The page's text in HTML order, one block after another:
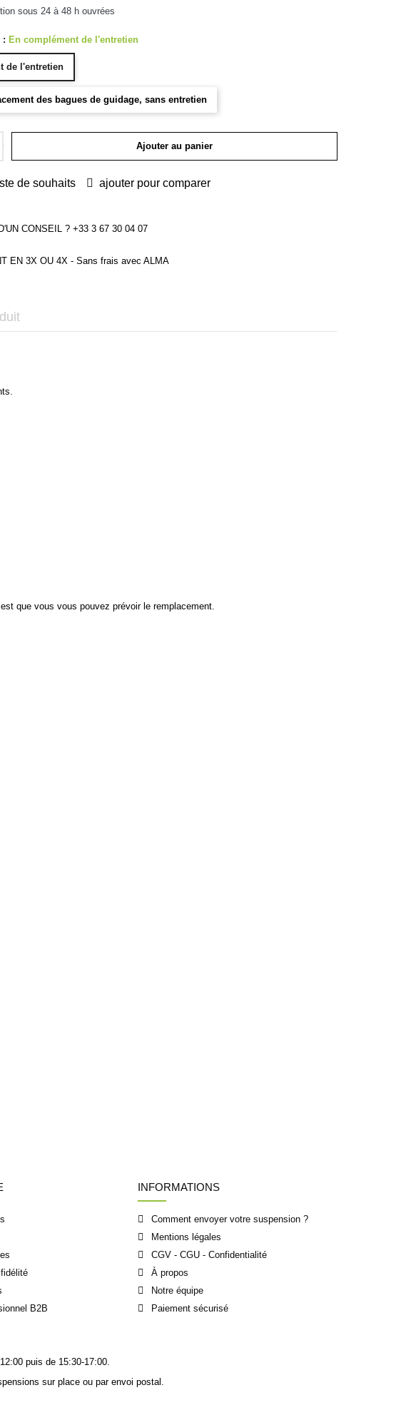
sous 24 à 48 h ouvrées
: En complément de l'entretien
de l'entretien
des bagues de guidage, sans entretien
Ajouter au panier
de souhaits ajouter pour comparer
CONSEIL ? +33 3 67 30 04 07
EN 3X OU 4X - Sans frais avec ALMA
que vous vous pouvez prévoir le remplacement.
B2B
INFORMATIONS
Comment envoyer votre suspension ?
Mentions légales
CGV - CGU - Confidentialité
À propos
Notre équipe
Paiement sécurisé
puis de 15:30-17:00.
sur place ou par envoi postal.